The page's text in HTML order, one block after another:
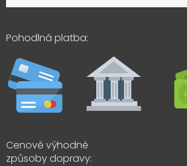
Pohodlná platba:
Cenově výhodné
způsoby dopravy: